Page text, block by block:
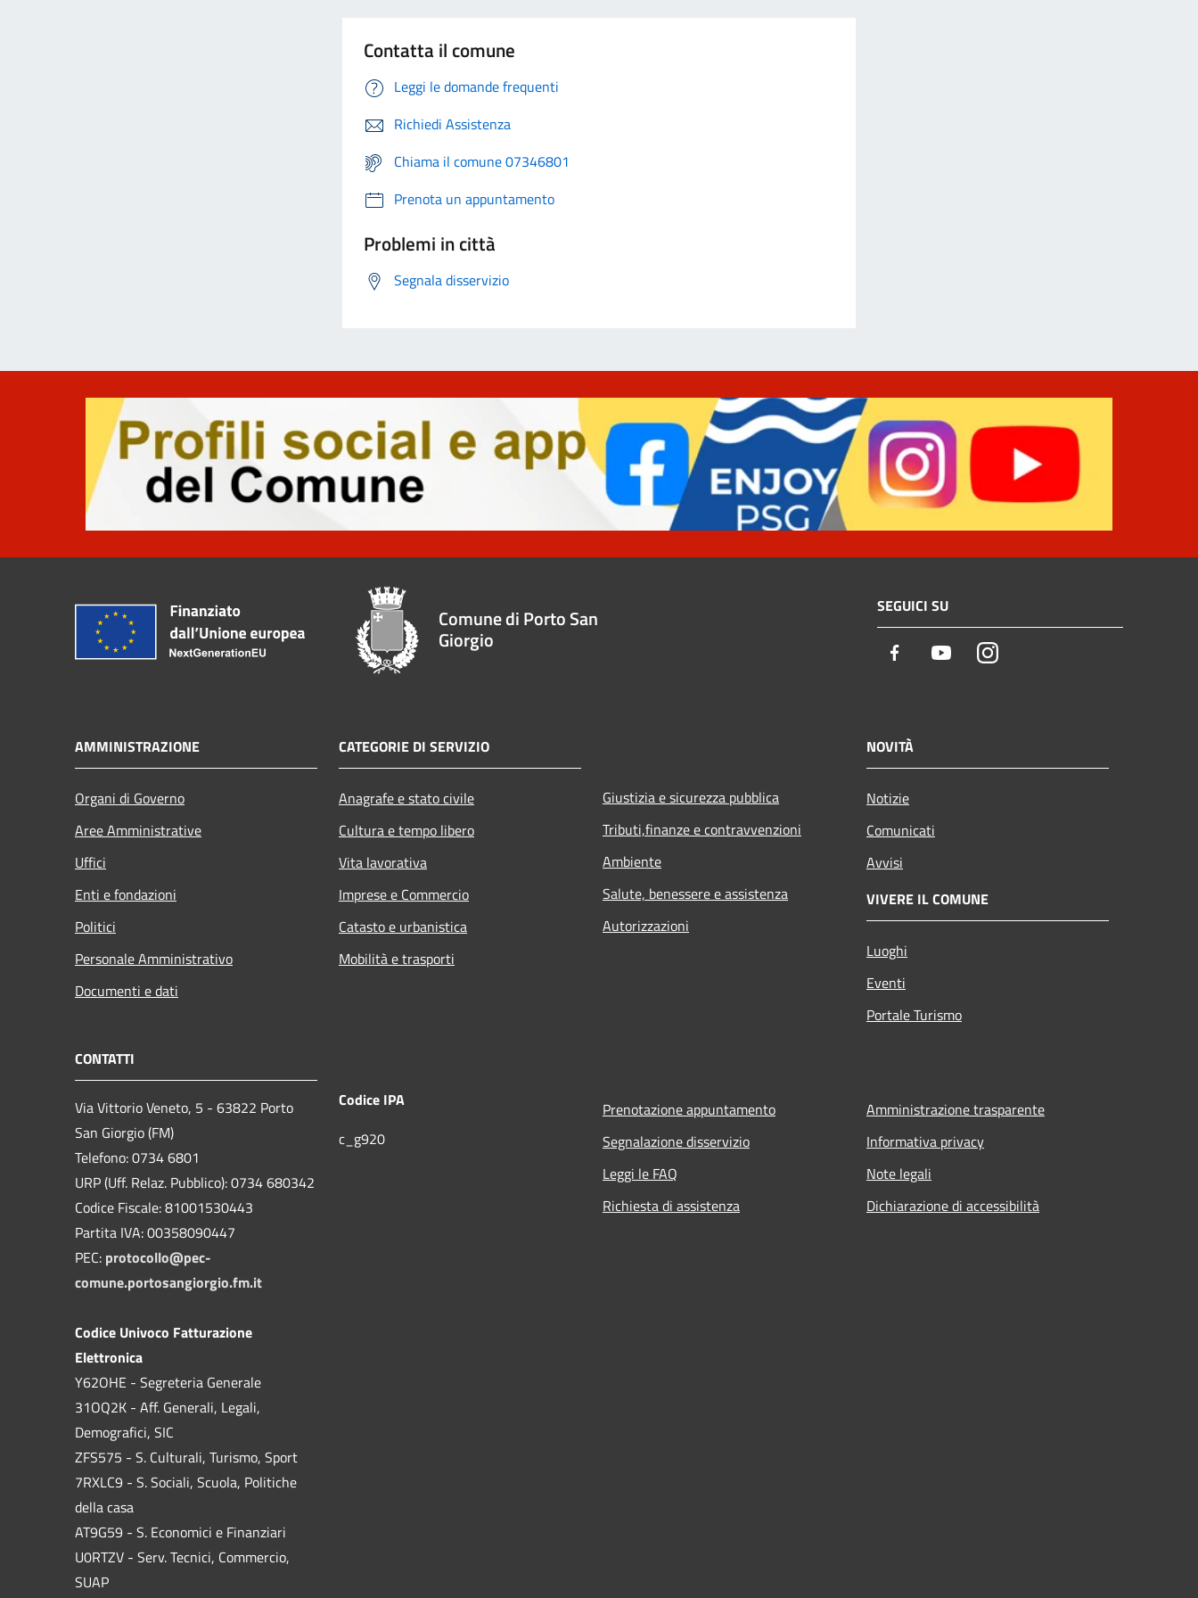
Contatta il comune
Leggi le domande frequenti
Richiedi Assistenza
Chiama il comune 07346801
Prenota un appuntamento
Problemi in città
Segnala disservizio
Comune di Porto San
Giorgio
SEGUICI SU
Facebook YoutubeInstagram
AMMINISTRAZIONE
Organi di Governo
Aree Amministrative
Uffici
Enti e fondazioni
Politici
Personale Amministrativo
Documenti e dati
CATEGORIE DI SERVIZIO
Anagrafe e stato civile
Cultura e tempo libero
Vita lavorativa
Imprese e Commercio
Catasto e urbanistica
Mobilità e trasporti
Giustizia e sicurezza pubblica
Tributi,finanze e contravvenzioni
Ambiente
Salute, benessere e assistenza
Autorizzazioni
NOVITÀ
Notizie
Comunicati
Avvisi
VIVERE IL COMUNE
Luoghi
Eventi
Portale Turismo
CONTATTI
Via Vittorio Veneto, 5 - 63822 Porto
San Giorgio (FM)
Telefono: 0734 6801
URP (Uff. Relaz. Pubblico): 0734 680342
Codice Fiscale: 81001530443
Partita IVA: 00358090447
PEC: protocollo@pec-
comune.portosangiorgio.fm.it
Codice Univoco Fatturazione
Elettronica
Y62OHE - Segreteria Generale
31OQ2K - Aff. Generali, Legali,
Demografici, SIC
ZFS575 - S. Culturali, Turismo, Sport
7RXLC9 - S. Sociali, Scuola, Politiche
della casa
AT9G59 - S. Economici e Finanziari
U0RTZV - Serv. Tecnici, Commercio,
SUAP
Codice IPA
c_g920
Prenotazione appuntamento
Segnalazione disservizio
Leggi le FAQ
Richiesta di assistenza
Amministrazione trasparente
Informativa privacy
Note legali
Dichiarazione di accessibilità